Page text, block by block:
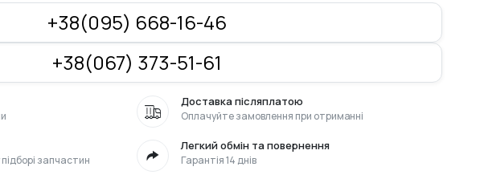
+38(095) 668-16-46
+38(067) 373-51-61
Доставка післяплатою
Оплачуйте замовлення при отриманні
запчастин
Легкий обмін та повернення
Гарантія 14 днів